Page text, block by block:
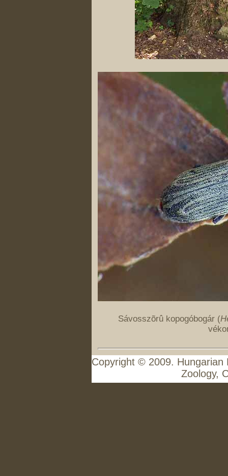
Sávosszõrû kopogóbogár (
Copyright © 2009.
Zoology,